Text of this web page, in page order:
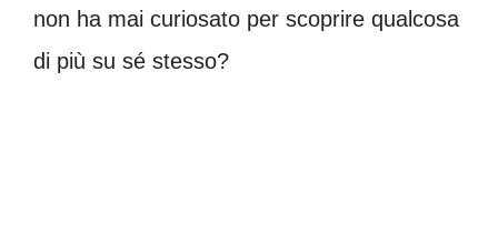
non ha mai curiosato per scoprire qualcosa
di più su sé stesso?